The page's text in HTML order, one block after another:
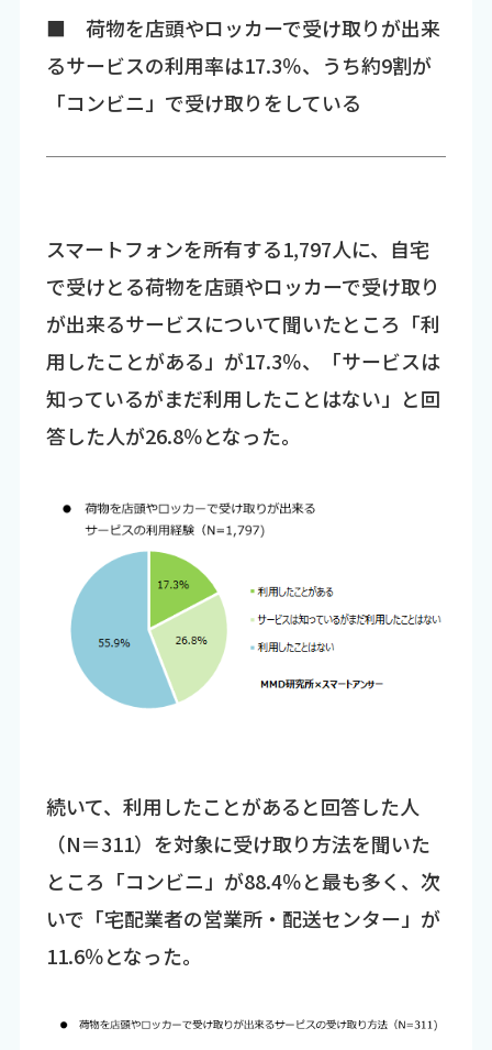
■ 荷物を店頭やロッカーで受け取りが出来
るサービスの利用率は17.3％、うち約9割が
「コンビニ」で受け取りをしている
スマートフォンを所有する1,797人に、自宅
で受けとる荷物を店頭やロッカーで受け取り
が出来るサービスについて聞いたところ「利
用したことがある」が17.3％、「サービスは
知っているがまだ利用したことはない」と回
答した人が26.8％となった。
続いて、利用したことがあると回答した人
（N＝311）を対象に受け取り方法を聞いた
ところ「コンビニ」が88.4％と最も多く、次
いで「宅配業者の営業所・配送センター」が
11.6％となった。